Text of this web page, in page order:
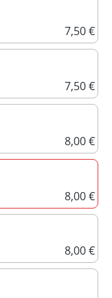
7,50 €
7,50 €
8,00 €
8,00 €
8,00 €